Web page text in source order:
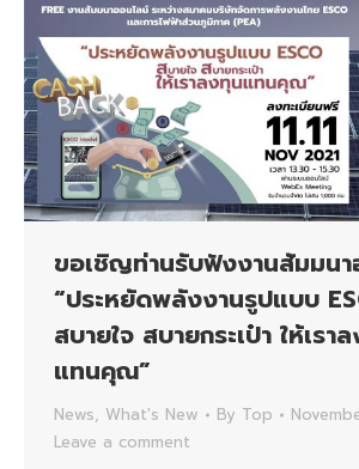
ขอเชิญท่านรับฟังงานสัมมนา
“ประหยัดพลังงานรูปแบบ
สบายใจ สบายกระเป๋า ให้เรา
แทนคุณ”
News, What's New By Top
Leave a comment